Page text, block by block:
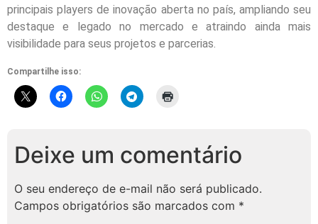
principais players de inovação aberta no país, ampliando seu
destaque e legado no mercado e atraindo ainda mais
visibilidade para seus projetos e parcerias.
Compartilhe isso:
Deixe um comentário
O seu endereço de e-mail não será publicado.
Campos obrigatórios são marcados com *